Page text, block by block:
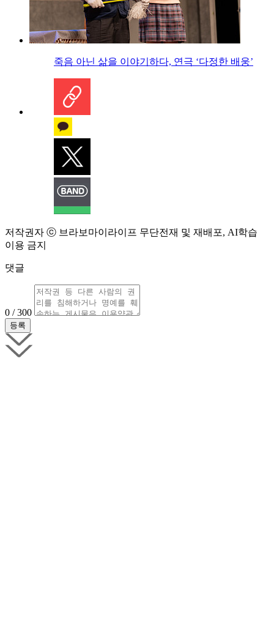
죽음 아닌 삶을 이야기하다, 연극 ‘다정한 배웅’
저작권자 ⓒ 브라보마이라이프 무단전재 및 재배포, AI학습
이용 금지
댓글
0 / 300